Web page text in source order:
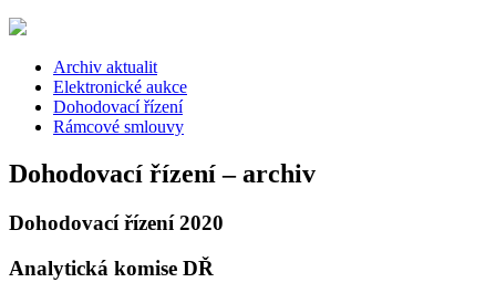
Archiv aktualit
Elektronické aukce
Dohodovací řízení
Rámcové smlouvy
Dohodovací řízení – archiv
Dohodovací řízení 2020
Analytická komise DŘ